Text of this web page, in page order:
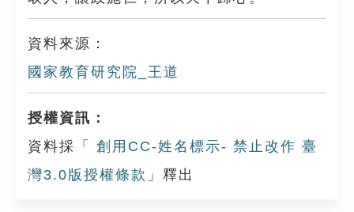
資料來源：
國家教育研究院_王道
授權資訊：
資料採「
創用CC-姓名標示- 禁止改作 臺
灣3.0版授權條款 」釋出